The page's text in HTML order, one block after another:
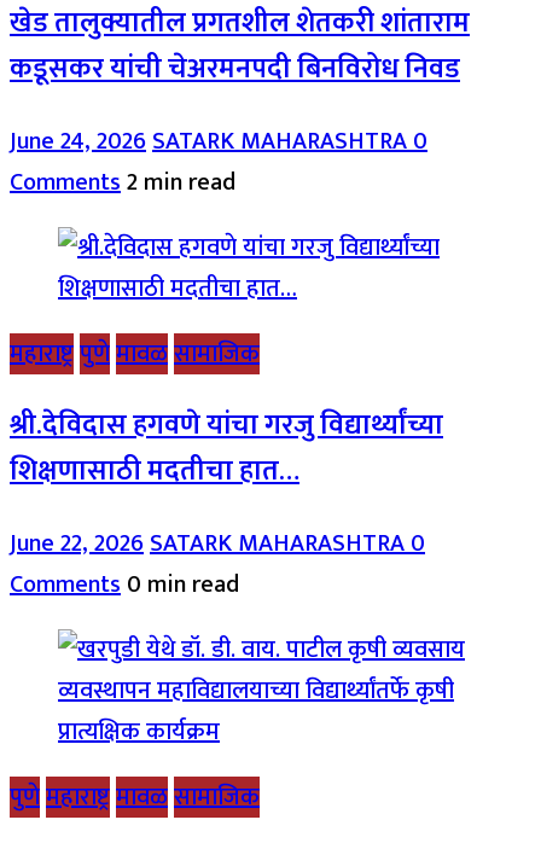
खेड तालुक्यातील प्रगतशील शेतकरी शांताराम
कडूसकर यांची चेअरमनपदी बिनविरोध निवड
June 24, 2026SATARK MAHARASHTRA0
Comments2 min read
महाराष्ट्रपुणेमावळसामाजिक
श्री.देविदास हगवणे यांचा गरजु विद्यार्थ्यांच्या
शिक्षणासाठी मदतीचा हात…
June 22, 2026SATARK MAHARASHTRA0
Comments0 min read
पुणेमहाराष्ट्रमावळसामाजिक